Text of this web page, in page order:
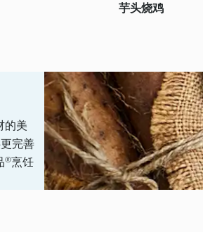
芋头烧鸡
的美
完善
®烹饪